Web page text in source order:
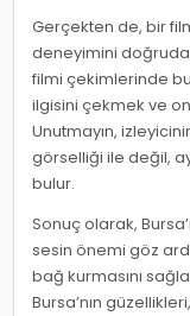
Gerçekten de, bir
deneyimini
filmi çekimlerinde
ilgisini çekmek ve
Unutmayın,
görselliği ile değil,
bulur.
Sonuç olarak,
sesin önemi göz
bağ kurmasını
Bursa’nın